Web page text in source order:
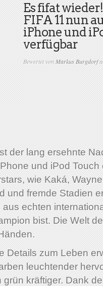
Es fifat
FIFA 11 nun
iPhone und
verfügbar
Bewertet vonMarkus Burgdorf
der lang ersehnte
und iPod Touch
wie Kaká,
und fremde Stadien
echten
bist. Die Welt
Details zum Leben
leuchtender
kräftiger. Dank